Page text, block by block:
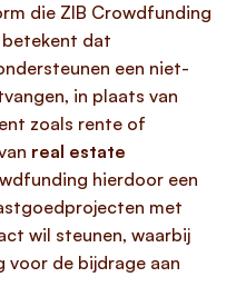
die ZIB Crowdfunding
dat
een niet-
in plaats van
zoals rente of
real estate
hierdoor een
met
wil steunen, waarbij
voor de bijdrage aan